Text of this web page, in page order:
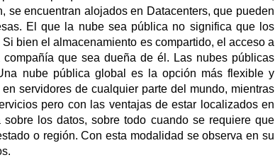
se encuentran alojados en Datacenters, que pueden
El que la nube sea pública no significa que los
bien el almacenamiento es compartido, el acceso a
que sea dueña de él. Las nubes públicas
nube pública global es la opción más flexible y
servidores de cualquier parte del mundo, mientras
pero con las ventajas de estar localizados en
los datos, sobre todo cuando se requiere que
o región. Con esta modalidad se observa en su